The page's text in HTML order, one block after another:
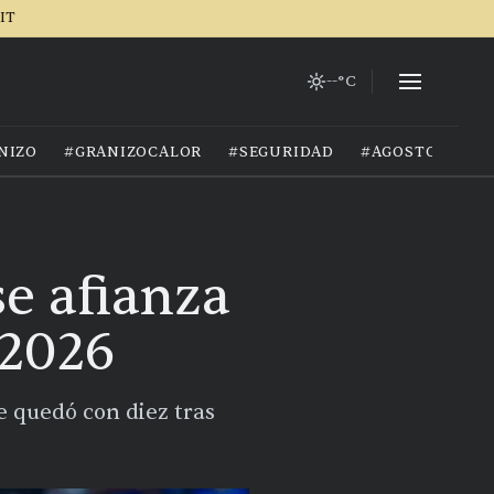
--°C
#GRANIZOCALOR #SEGURIDAD #AGOSTO2026
afianza
quedó con diez tras